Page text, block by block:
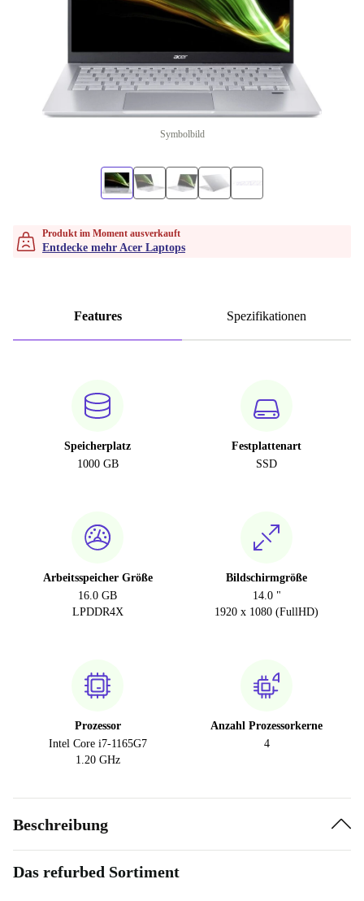
Symbolbild
Produkt im Moment ausverkauft
Entdecke mehr Acer Laptops
Features Spezifikationen
Speicherplatz
1000 GB
Festplattenart
SSD
Arbeitsspeicher Größe
16.0 GB
LPDDR4X
Bildschirmgröße
14.0 "
1920 x 1080 (FullHD)
Prozessor
Intel Core i7-1165G7
1.20 GHz
Anzahl Prozessorkerne
4
Beschreibung
Das refurbed Sortiment